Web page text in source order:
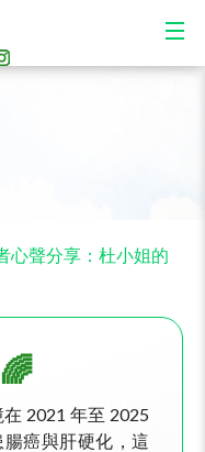
心聲分享：杜小姐的
2021 年至 2025
癌與肝硬化，這